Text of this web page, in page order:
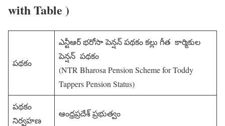
with Table )
పథకం
ఎన్టీఆర్ భరోసా పెన్షన్ పథకం కల్లు గీత కార్మికుల
పెన్షన్ పథకం
(NTR Bharosa Pension Scheme for Toddy
Tappers Pension Status)
పథకం
నిర్వహణ
ఆంధ్రప్రదేశ్ ప్రభుత్వం